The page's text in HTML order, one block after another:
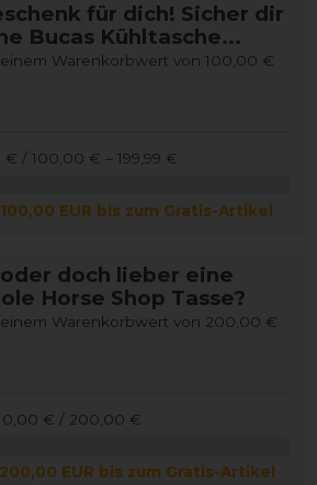
für dich! Sicher dir
Bucas Kühltasche...
Warenkorbwert von 100,00 €
/ 100,00 € – 199,99 €
EUR bis zum Gratis-Artikel
doch lieber eine
Horse Shop Tasse?
Warenkorbwert von 200,00 €
0,00 € / 200,00 €
EUR bis zum Gratis-Artikel